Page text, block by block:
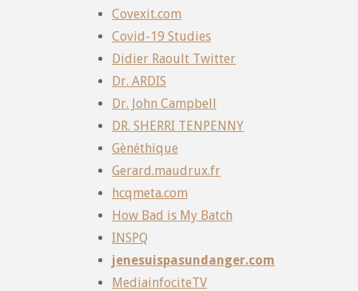
Covexit.com
Covid-19 Studies
Didier Raoult Twitter
Dr. ARDIS
Dr. John Campbell
DR. SHERRI TENPENNY
Gènéthique
Gerard.maudrux.fr
hcqmeta.com
How Bad is My Batch
INSPQ
jenesuispasundanger.com
MediainfociteTV